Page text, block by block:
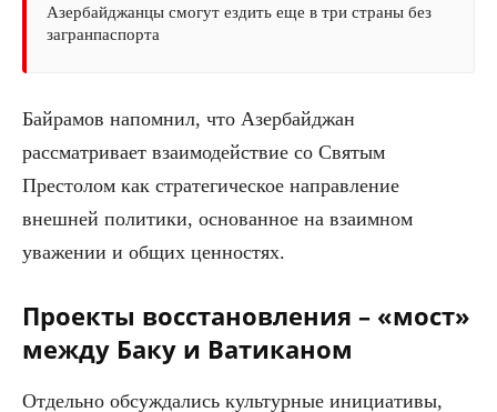
Азербайджанцы смогут ездить еще в три страны без
загранпаспорта
Байрамов напомнил, что Азербайджан
рассматривает взаимодействие со Святым
Престолом как стратегическое направление
внешней политики, основанное на взаимном
уважении и общих ценностях.
Проекты восстановления – «мост»
между Баку и Ватиканом
Отдельно обсуждались культурные инициативы,